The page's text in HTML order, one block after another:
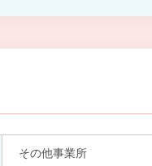
その他事業所